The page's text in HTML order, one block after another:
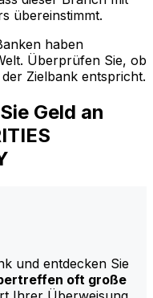
übereinstimmt.
haben
Überprüfen Sie, ob
Zielbank entspricht.
Geld an
und entdecken Sie
oft große